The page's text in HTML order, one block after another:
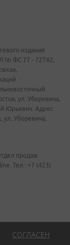
СОГЛАСЕН
издания
№ ФС 77 - 72742,
ул. Уборевича,
Юрьевич. Адрес
ул. Уборевича,
продаж
Тел.: +7 (423)